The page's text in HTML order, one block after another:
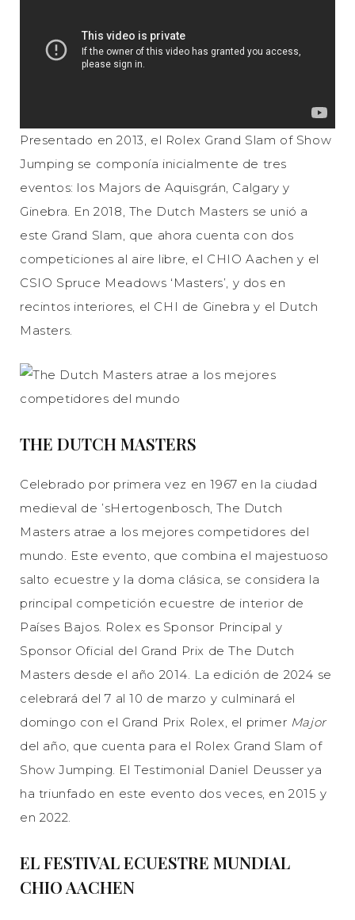
Presentado en 2013, el Rolex Grand Slam of Show
Jumping se componía inicialmente de tres
eventos: los Majors de Aquisgrán, Calgary y
Ginebra. En 2018, The Dutch Masters se unió a
este Grand Slam, que ahora cuenta con dos
competiciones al aire libre, el CHIO Aachen y el
CSIO Spruce Meadows ‘Masters’, y dos en
recintos interiores, el CHI de Ginebra y el Dutch
Masters.
THE DUTCH MASTERS
Celebrado por primera vez en 1967 en la ciudad
medieval de ’sHertogenbosch, The Dutch
Masters atrae a los mejores competidores del
mundo. Este evento, que combina el majestuoso
salto ecuestre y la doma clásica, se considera la
principal competición ecuestre de interior de
Países Bajos. Rolex es Sponsor Principal y
Sponsor Oficial del Grand Prix de The Dutch
Masters desde el año 2014. La edición de 2024 se
celebrará del 7 al 10 de marzo y culminará el
domingo con el Grand Prix Rolex, el primer Major
del año, que cuenta para el Rolex Grand Slam of
Show Jumping. El Testimonial Daniel Deusser ya
ha triunfado en este evento dos veces, en 2015 y
en 2022.
EL FESTIVAL ECUESTRE MUNDIAL
CHIO AACHEN